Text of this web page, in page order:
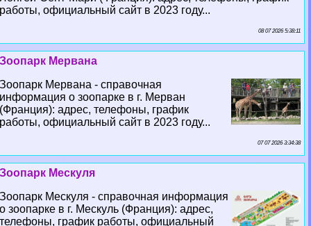
работы, официальный сайт в 2023 году...
08 07 2026 5:38:11
Зоопарк Мервана
Зоопарк Мервана - справочная
информация о зоопарке в г. Мерван
(Франция): адрес, телефоны, график
работы, официальный сайт в 2023 году...
07 07 2026 3:34:38
Зоопарк Мескуля
Зоопарк Мескуля - справочная информация
о зоопарке в г. Мескуль (Франция): адрес,
телефоны, график работы, официальный